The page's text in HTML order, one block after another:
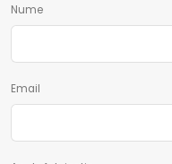
Nume
Email